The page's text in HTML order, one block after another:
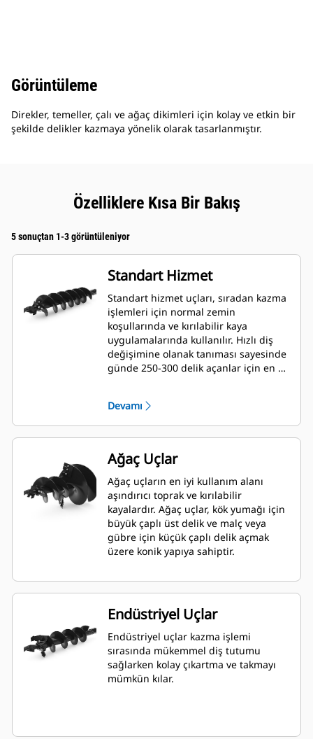
Görüntüleme
Direkler, temeller, çalı ve ağaç dikimleri için kolay ve etkin bir
şekilde delikler kazmaya yönelik olarak tasarlanmıştır.
Özelliklere Kısa Bir Bakış
5 sonuçtan 1-3 görüntüleniyor
Standart Hizmet
Standart hizmet uçları, sıradan kazma
işlemleri için normal zemin
koşullarında ve kırılabilir kaya
uygulamalarında kullanılır. Hızlı diş
değişimine olanak tanıması sayesinde
günde 250-300 delik açanlar için en iyi
Devamı
Ağaç Uçlar
Ağaç uçların en iyi kullanım alanı
aşındırıcı toprak ve kırılabilir
kayalardır. Ağaç uçlar, kök yumağı için
büyük çaplı üst delik ve malç veya
gübre için küçük çaplı delik açmak
üzere konik yapıya sahiptir.
Endüstriyel Uçlar
Endüstriyel uçlar kazma işlemi
sırasında mükemmel diş tutumu
sağlarken kolay çıkartma ve takmayı
mümkün kılar.